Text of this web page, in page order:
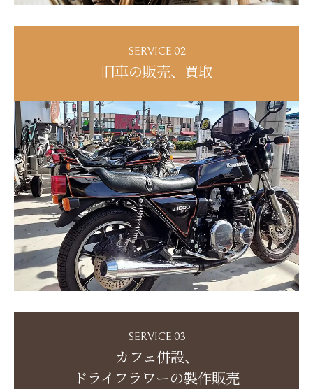
旧車の販売、買取
SERVICE.02
カフェ併設、
ドライフラワーの製作販売
SERVICE.03